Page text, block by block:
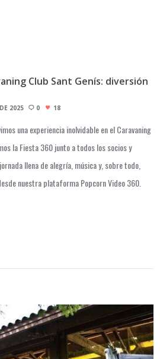
Club Sant Genís: diversión
2025 0 18
una experiencia inolvidable en el Caravaning
la Fiesta 360 junto a todos los socios y
llena de alegría, música y, sobre todo,
nuestra plataforma Popcorn Video 360.